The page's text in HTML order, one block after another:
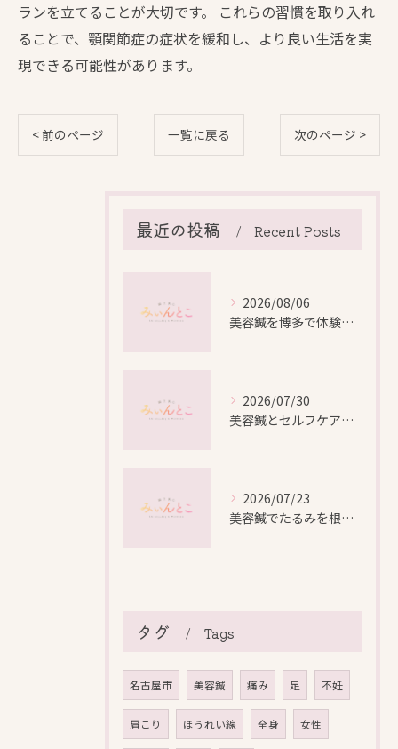
ランを立てることが大切です。 これらの習慣を取り入れ
ることで、顎関節症の症状を緩和し、より良い生活を実
現できる可能性があります。
< 前のページ 一覧に戻る 次のページ >
最近の投稿 Recent Posts
2026/08/06
美容鍼を博多で体験する際の効果や安全性と料金比較徹底ガイド
2026/07/30
美容鍼とセルフケアで叶える愛知県名古屋市北区米が瀬町の新しい美しさ
2026/07/23
美容鍼でたるみを根本から改善し自然なリフトアップを叶える方法
タグ Tags
名古屋市 美容鍼 痛み 足 不妊
肩こり ほうれい線 全身 女性